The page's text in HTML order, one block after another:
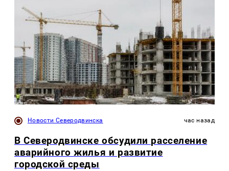
Новости Северодвинска час назад
В Северодвинске обсудили расселение
аварийного жилья и развитие
городской среды